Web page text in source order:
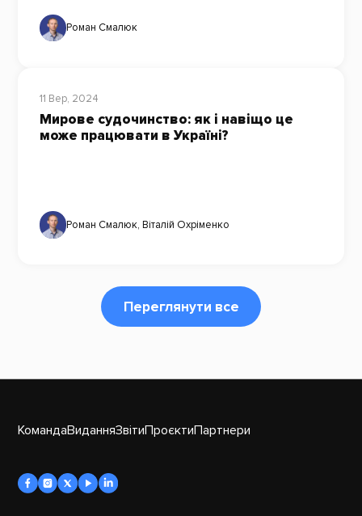
Роман Смалюк
11 Вер, 2024
Мирове судочинство: як і навіщо це
може працювати в Україні?
Роман Смалюк, Віталій Охріменко
Переглянути все
КомандаВиданняЗвітиПроєктиПартнери